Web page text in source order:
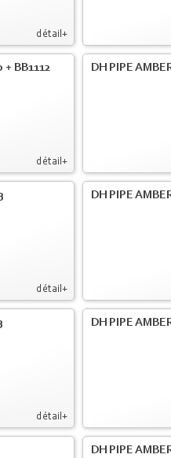
détail+
détail+
+ BB1112 DH PIPE
détail+
DH PIPE
détail+
DH PIPE
DH PIPE